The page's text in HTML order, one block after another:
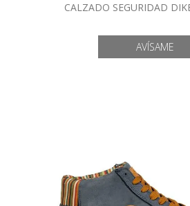
CALZADO SEGURIDAD